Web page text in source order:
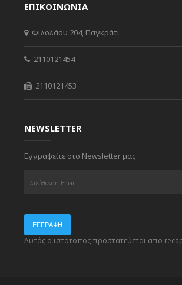
ΕΠΙΚΟΙΝΩΝΙΑ
Φιλολάου 204, Παγκράτι
2110121454
2110121453
NEWSLETTER
Εγγραφείτε στο Newsletter μας
ΕΓΓΡΑΦΉ
Αυτός ο ιστότοπος προστατεύεται απο